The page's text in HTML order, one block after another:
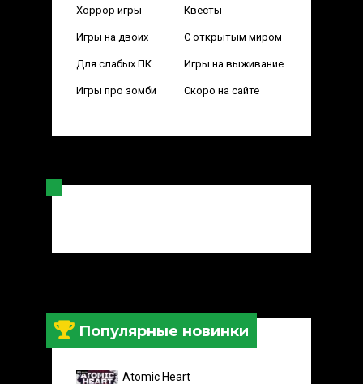
Хоррор игры Квесты
Игры на двоих С открытым миром
Для слабых ПК Игры на выживание
Игры про зомби Скоро на сайте
Популярные новинки
Atomic Heart